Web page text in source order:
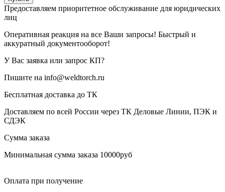
Предоставляем приоритетное обслуживание для юридических
лиц
Оперативная реакция на все Ваши запросы! Быстрый и
аккуратный документооборот!
У Вас заявка или запрос КП?
Пишите на info@weldtorch.ru
Бесплатная доставка до ТК
Доставляем по всей России через ТК Деловые Линии, ПЭК и
СДЭК
Сумма заказа
Минимальная сумма заказа 10000руб
Оплата при получение